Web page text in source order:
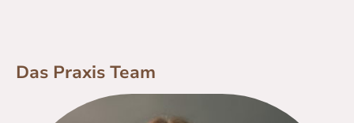
Das Praxis Team